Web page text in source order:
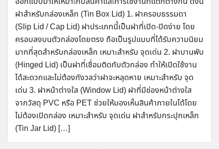
ฝาสำหรับกล่องเหล็ก (Tin Box Lid) 1. ฝาครอบธรรมดา
(Slip Lid / Cap Lid) ฝาประเภทนี้เป็นฝาที่เปิด-ปิดง่าย โดย
ครอบลงบนตัวกล่องโดยตรง ถือเป็นรูปแบบที่ได้รับความนิยม
มากที่สุดสำหรับกล่องเหล็ก เหมาะสำหรับ จุดเด่น 2. ฝาบานพับ
(Hinged Lid) เป็นฝาที่เชื่อมติดกับตัวกล่อง ทำให้เปิดใช้งาน
ได้สะดวกและไม่ต้องกังวลว่าฝาจะหลุดหาย เหมาะสำหรับ จุด
เด่น 3. ฝาหน้าต่างใส (Window Lid) ฝาที่มีช่องหน้าต่างใส
จากวัสดุ PVC หรือ PET ช่วยให้มองเห็นสินค้าภายในได้โดย
ไม่ต้องเปิดกล่อง เหมาะสำหรับ จุดเด่น ฝาสำหรับกระปุกเหล็ก
(Tin Jar Lid) […]